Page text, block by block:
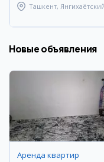
Ташкент, Янгихаётский
Новые объявления
Аренда квартир